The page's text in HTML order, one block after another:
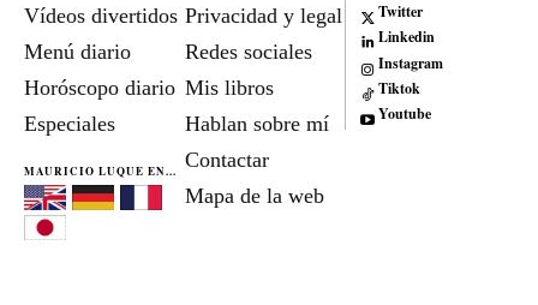
Vídeos divertidos
Menú diario
Horóscopo diario
Especiales
MAURICIO LUQUE EN...
Privacidad y legal
Redes sociales
Mis libros
Hablan sobre mí
Contactar
Mapa de la web
Twitter
Linkedin
Instagram
Tiktok
Youtube